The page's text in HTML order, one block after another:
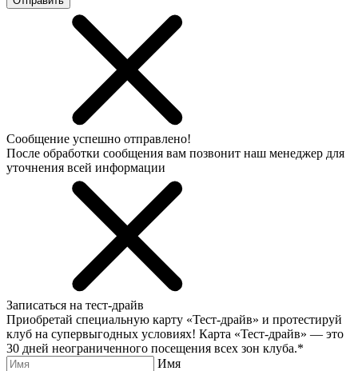
Сообщение успешно отправлено!
После обработки сообщения вам позвонит наш менеджер для
уточнения всей информации
Записаться на тест-драйв
Приобретай специальную карту «Тест-драйв» и протестируй
клуб на супервыгодных условиях! Карта «Тест-драйв» — это
30 дней неограниченного посещения всех зон клуба.*
Имя